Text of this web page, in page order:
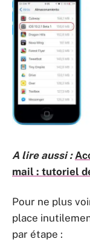
A lire aussi :
mail : tutoriel
Pour ne plus
place
par étape :